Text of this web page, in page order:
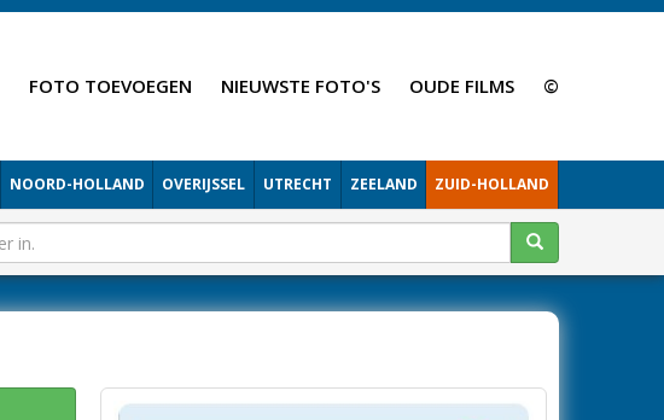
FOTO TOEVOEGEN NIEUWSTE FOTO'S OUDE FILMS ©
NOORD-HOLLAND OVERIJSSEL UTRECHT ZEELAND ZUID-HOLLAND